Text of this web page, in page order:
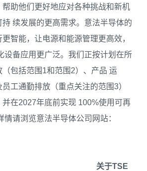
帮助他们更好地应对各种挑战和新机
续发展的更高需求。意法半导体的
智能，让电源和能源管理更高效，
设备应用更广泛。我们正按计划在所
包括范围1和范围2）、产品 运
工通勤排放（重点关注的范围3）
并在2027年底前实现 100%使用可再
情请浏览意法半导体公司网站：
关于TSE